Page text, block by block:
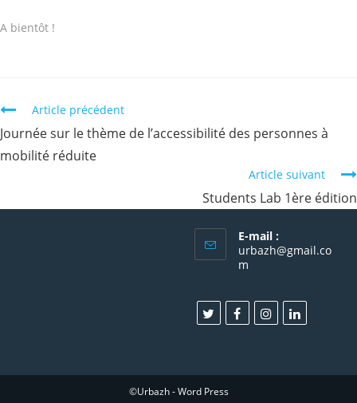
A bientôt !
Continuer
la
lecture
Article précédent
Journée sur le thème de l’accessibilité des personnes à
mobilité réduite
Article suivant
Students Lab 1ère édition
E-mail :
urbazh@gmail.co
m
©Urbazh - Word Press